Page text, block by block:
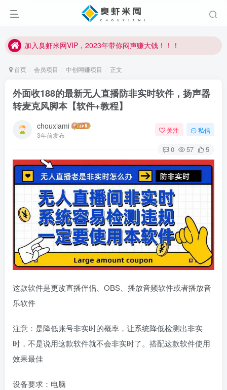
加入臭虾米网VIP，2023年带你闷声赚大钱！！！
加入臭虾米网VIP，2023年带你闷声赚大钱！！！
首页 会员项目 中创网赚项目 正文
外面收188的最新无人直播防非实时软件，扬声器
转麦克风脚本【软件+教程】
chouxiami
3年前发布
关注 私信
0 57 5
这款软件是更改直播伴侣、OBS、播放音频软件或者播放音
乐软件
注意：是降低账号非实时的概率，让系统降低检测出非实
时，不是说用这款软件就不会非实时了。搭配这款软件使用
效果最佳
设备要求：电脑